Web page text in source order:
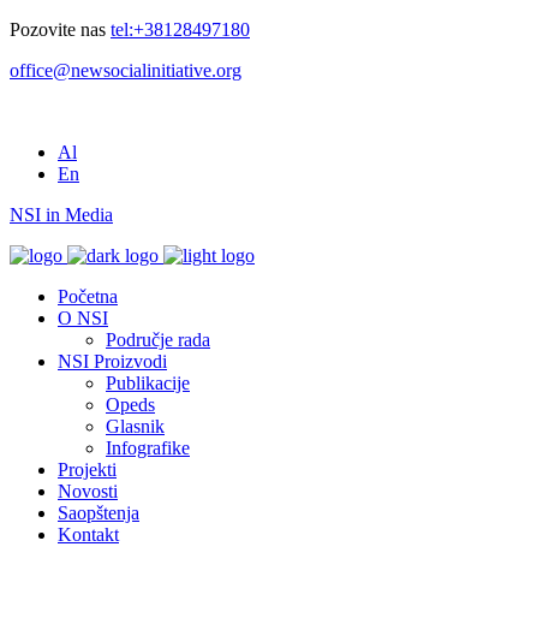
Pozovite nas tel:+38128497180
office@newsocialinitiative.org
Al
En
NSI in Media
Početna
O NSI
Područje rada
NSI Proizvodi
Publikacije
Opeds
Glasnik
Infografike
Projekti
Novosti
Saopštenja
Kontakt